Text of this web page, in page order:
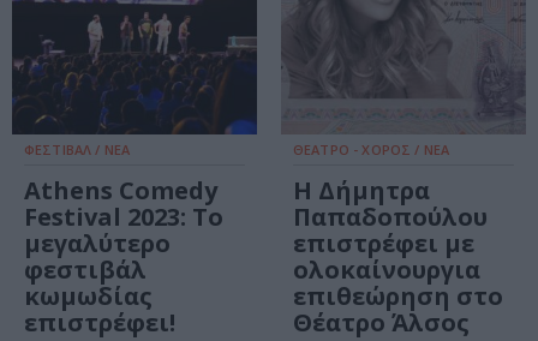
ΦΕΣΤΙΒΑΛ / ΝΕΑ
Athens Comedy
Festival 2023: To
μεγαλύτερο
φεστιβάλ
κωμωδίας
επιστρέφει!
ΘΕΑΤΡΟ - ΧΟΡΟΣ / ΝΕΑ
Η Δήμητρα
Παπαδοπούλου
επιστρέφει με
ολοκαίνουργια
επιθεώρηση στο
Θέατρο Άλσος